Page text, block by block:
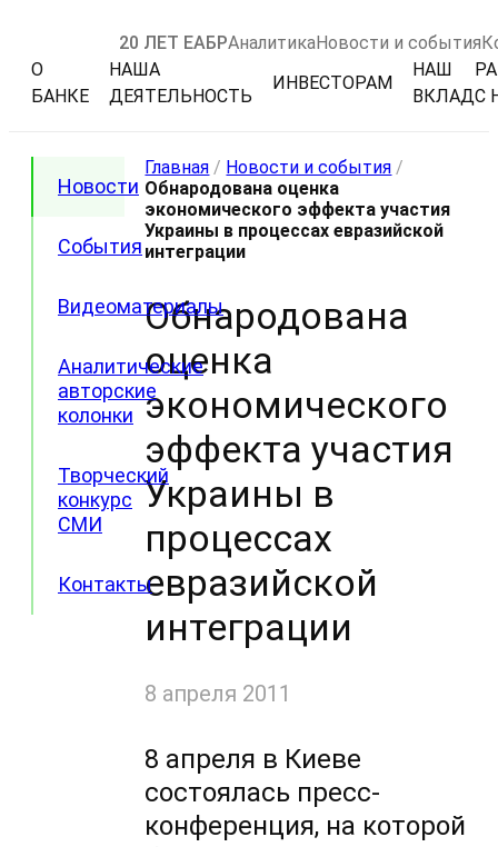
20 ЛЕТ ЕАБРАналитикаНовости и события
О
БАНКЕ
НАША
ДЕЯТЕЛЬНОСТЬ
ИНВЕСТОРАМ
НАШ
ВКЛАДС
Новости
События
Видеоматериалы
Аналитические
авторские
колонки
Творческий
конкурс
СМИ
Контакты
Главная / Новости и события /
Обнародована оценка
экономического эффекта участия
Украины в процессах евразийской
интеграции
Обнародована
оценка
экономического
эффекта участия
Украины в
процессах
евразийской
интеграции
8 апреля 2011
8 апреля в Киеве
состоялась пресс-
конференция, на которой